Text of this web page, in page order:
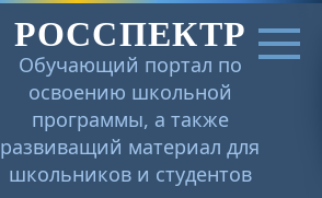
РОССПЕКТР
Обучающий портал по
освоению школьной
программы, а также
развиващий материал для
школьников и студентов